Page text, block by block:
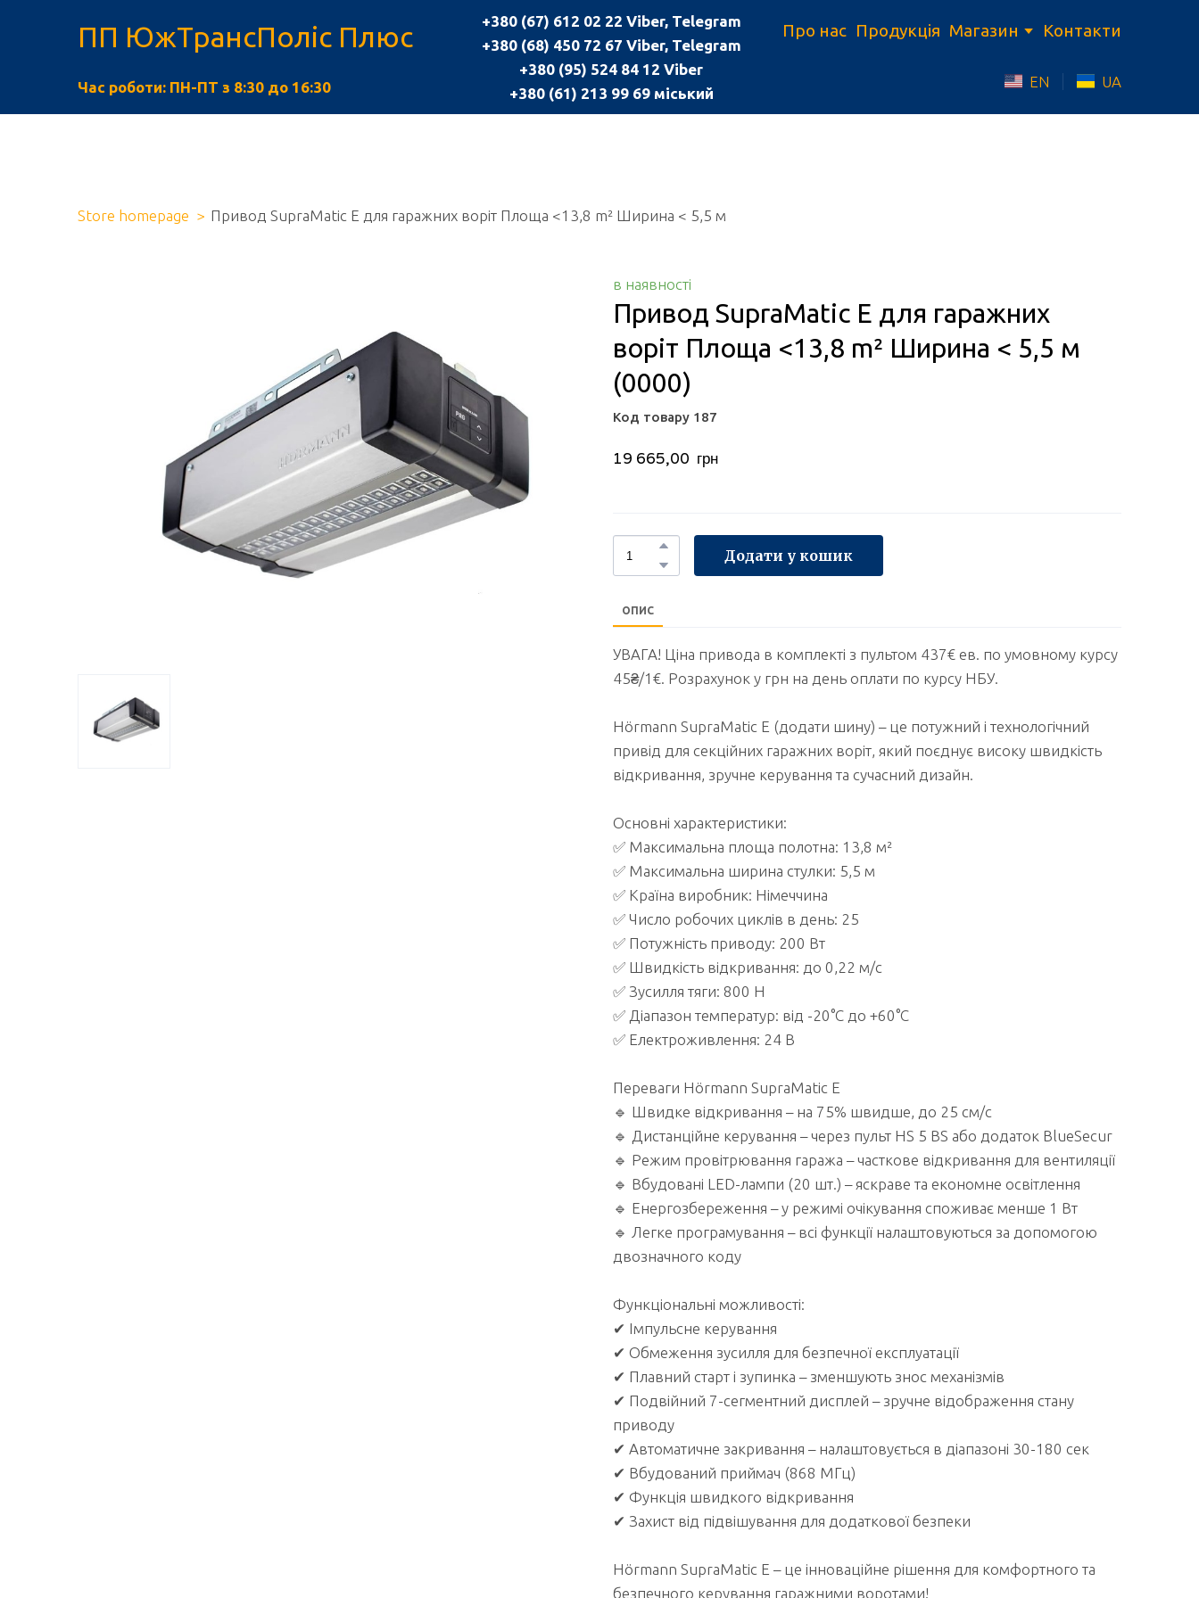
ПП ЮжТрансПоліс Плюс
Час роботи: ПН-ПТ з 8:30 до 16:30
+380 (67) 612 02 22 Viber, Telegram
+380 (68) 450 72 67 Viber, Telegram
+380 (95) 524 84 12 Viber
+380 (61) 213 99 69 міський
Про нас Продукція Магазин Контакти
EN UA
Store homepage Привод SupraMatic E для гаражних воріт Площа <13,8 m² Ширина < 5,5 м
в наявності
Привод SupraMatic E для гаражних
воріт Площа <13,8 m² Ширина < 5,5 м
(0000)
Код товару 187
19 665,00  грн
Додати у кошик
ОПИС
УВАГА! Ціна привода в комплекті з пультом 437€ ев. по умовному курсу
45₴/1€. Розрахунок у грн на день оплати по курсу НБУ.
Hörmann SupraMatic E (додати шину) – це потужний і технологічний
привід для секційних гаражних воріт, який поєднує високу швидкість
відкривання, зручне керування та сучасний дизайн.
Основні характеристики:
✅ Максимальна площа полотна: 13,8 м²
✅ Максимальна ширина стулки: 5,5 м
✅ Країна виробник: Німеччина
✅ Число робочих циклів в день: 25
✅ Потужність приводу: 200 Вт
✅ Швидкість відкривання: до 0,22 м/с
✅ Зусилля тяги: 800 Н
✅ Діапазон температур: від -20°C до +60°C
✅ Електроживлення: 24 В
Переваги Hörmann SupraMatic E
🔹 Швидке відкривання – на 75% швидше, до 25 см/с
🔹 Дистанційне керування – через пульт HS 5 BS або додаток BlueSecur
🔹 Режим провітрювання гаража – часткове відкривання для вентиляції
🔹 Вбудовані LED-лампи (20 шт.) – яскраве та економне освітлення
🔹 Енергозбереження – у режимі очікування споживає менше 1 Вт
🔹 Легке програмування – всі функції налаштовуються за допомогою
двозначного коду
Функціональні можливості:
✔ Імпульсне керування
✔ Обмеження зусилля для безпечної експлуатації
✔ Плавний старт і зупинка – зменшують знос механізмів
✔ Подвійний 7-сегментний дисплей – зручне відображення стану
приводу
✔ Автоматичне закривання – налаштовується в діапазоні 30-180 сек
✔ Вбудований приймач (868 МГц)
✔ Функція швидкого відкривання
✔ Захист від підвішування для додаткової безпеки
Hörmann SupraMatic E – це інноваційне рішення для комфортного та
безпечного керування гаражними воротами!